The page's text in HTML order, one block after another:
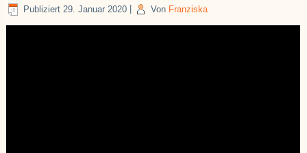
Publiziert 29. Januar 2020 Von Franziska